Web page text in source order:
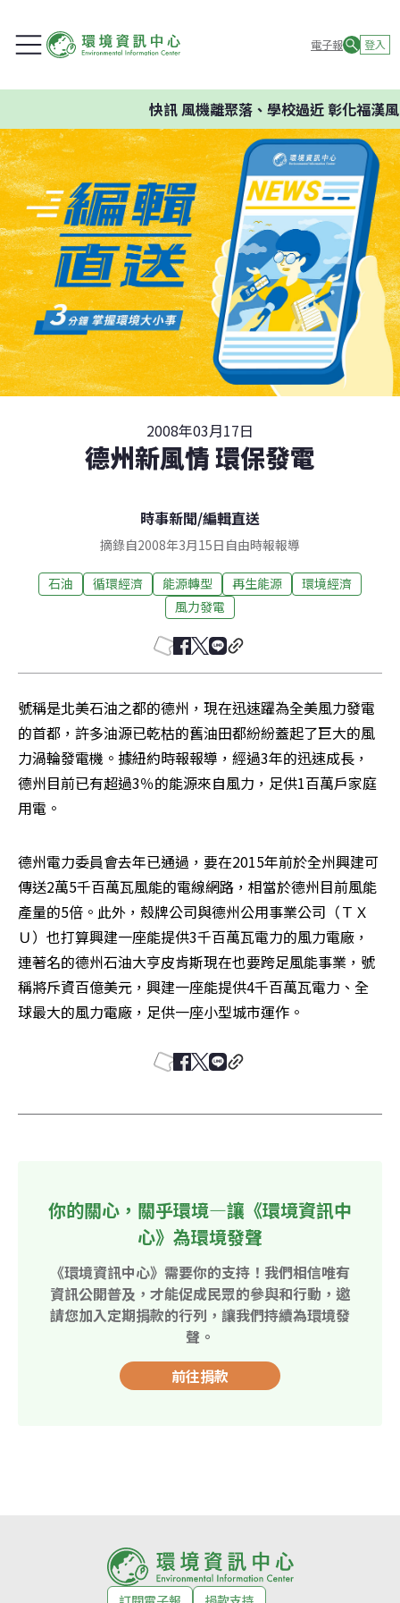
電子報 登入
快訊風機離聚落、學校過近 彰化福漢風
2008年03月17日
德州新風情 環保發電
時事新聞/編輯直送
摘錄自2008年3月15日自由時報報導
石油 循環經濟 能源轉型 再生能源
環境經濟
風力發電
號稱是北美石油之都的德州，現在迅速躍為全美風力發電
的首都，許多油源已乾枯的舊油田都紛紛蓋起了巨大的風
力渦輪發電機。據紐約時報報導，經過3年的迅速成長，
德州目前已有超過3％的能源來自風力，足供1百萬戶家庭
用電。
德州電力委員會去年已通過，要在2015年前於全州興建可
傳送2萬5千百萬瓦風能的電線網路，相當於德州目前風能
產量的5倍。此外，殼牌公司與德州公用事業公司（ＴＸ
Ｕ）也打算興建一座能提供3千百萬瓦電力的風力電廠，
連著名的德州石油大亨皮肯斯現在也要跨足風能事業，號
稱將斥資百億美元，興建一座能提供4千百萬瓦電力、全
球最大的風力電廠，足供一座小型城市運作。
你的關心，關乎環境—讓《環境資訊中
心》為環境發聲
《環境資訊中心》需要你的支持！我們相信唯有
資訊公開普及，才能促成民眾的參與和行動，邀
請您加入定期捐款的行列，讓我們持續為環境發
聲。
前往捐款